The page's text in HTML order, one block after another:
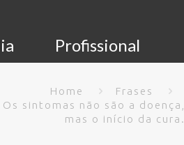
Profissional
Home
Frases
Os sintomas não são a doença,
mas o início da cura.